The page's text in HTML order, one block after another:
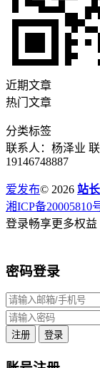
近期文章
热门文章
分类标签
联系人：杨泽业 联
19146748887
爱发布© 2026 站
湘ICP备20005810
登录畅享更多权益
密码登录
注册 登录